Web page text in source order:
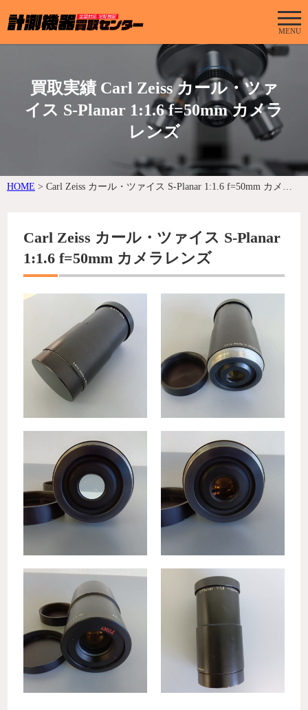
MENU
買取実績 Carl Zeiss カール・ツァ
イス S-Planar 1:1.6 f=50mm カメラ
レンズ
HOME > Carl Zeiss カール・ツァイス S-Planar 1:1.6 f=50mm カメラレンズ
Carl Zeiss カール・ツァイス S-Planar
1:1.6 f=50mm カメラレンズ